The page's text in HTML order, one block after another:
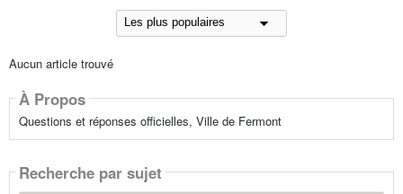
Aucun article trouvé
À Propos
Questions et réponses officielles, Ville de Fermont
Recherche par sujet